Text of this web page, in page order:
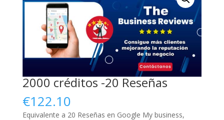
2000 créditos -20 Reseñas
€122.10
Equivalente a 20 Reseñas en Google My business,